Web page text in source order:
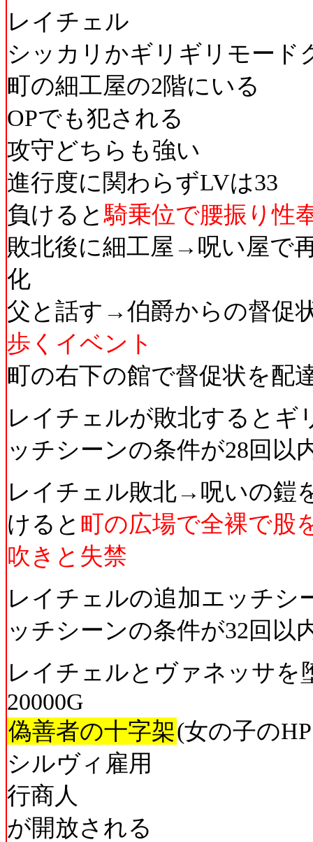
レイチェル
シッカリかギリギリモード
町の細工屋の2階にいる
OPでも犯される
攻守どちらも強い
進行度に関わらずLVは33
負けると騎乗位で腰振り性
敗北後に細工屋→呪い屋で
化
父と話す→伯爵からの督促
歩くイベント
町の右下の館で督促状を配
レイチェルが敗北するとギ
ッチシーンの条件が28回以
レイチェル敗北→呪いの鎧
けると 町の広場で全裸で股
吹きと失禁
レイチェルの追加エッチシ
ッチシーンの条件が32回以
レイチェルとヴァネッサを
20000G
偽善者の十字架(女の子の
シルヴィ雇用
行商人
が開放される